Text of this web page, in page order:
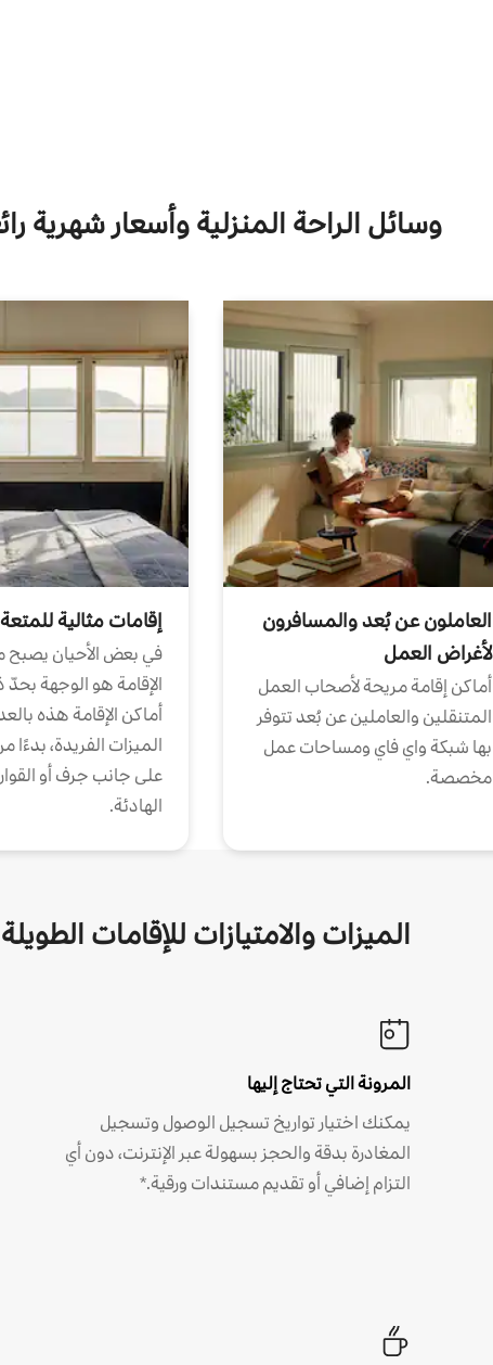
وسائل الراحة المنزلية وأسعار شهرية
العاملون عن بُعد والمسافرون
لأغراض العمل
أماكن إقامة مريحة لأصحاب العمل
المتنقلين والعاملين عن بُعد تتوفر
بها شبكة واي فاي ومساحات عمل
مخصصة.
إقامات مثالية
في بعض الأحيان يصبح
الإقامة هو الوجهة بحدّ
أماكن الإقامة هذه
الميزات الفريدة، بدءًا
على جانب جرف أو
الهادئة.
الميزات والامتيازات للإقامات الطويلة
المرونة التي تحتاج إليها
يمكنك اختيار تواريخ تسجيل الوصول وتسجيل
المغادرة بدقة والحجز بسهولة عبر الإنترنت، دون أي
التزام إضافي أو تقديم مستندات ورقية.*